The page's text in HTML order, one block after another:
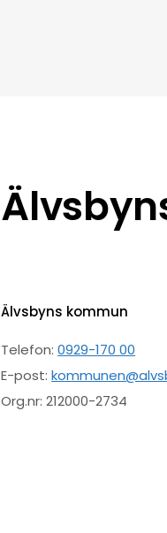
Älvsbyns kommun
Telefon:0929-170 00
E-post:
Org.nr: 212000-2734